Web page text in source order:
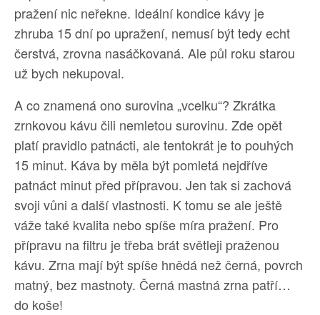
pražení nic neřekne. Ideální kondice kávy je
zhruba 15 dní po upražení, nemusí být tedy echt
čerstvá, zrovna nasáčkovaná. Ale půl roku starou
už bych nekupoval.
A co znamená ono surovina „vcelku“? Zkrátka
zrnkovou kávu čili nemletou surovinu. Zde opět
platí pravidlo patnácti, ale tentokrát je to pouhých
15 minut. Káva by měla být pomletá nejdříve
patnáct minut před přípravou. Jen tak si zachová
svoji vůni a další vlastnosti. K tomu se ale ještě
váže také kvalita nebo spíše míra pražení. Pro
přípravu na filtru je třeba brát světleji praženou
kávu. Zrna mají být spíše hnědá než černá, povrch
matný, bez mastnoty. Černá mastná zrna patří…
do koše!